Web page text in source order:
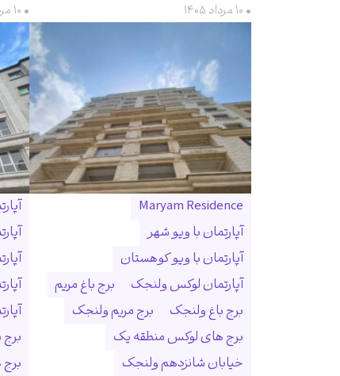
• ۱۰ مرداد ۱۴۰۵ • ۱۰ مرداد ۱۴۰۵
Maryam Residence
آپارتمان با ویو شهر
آپارتمان با ویو کوهستان
آپارتمان لوکس ولنجک
برج باغ مریم
برج باغ ولنجک
برج مریم ولنجک
برج های لوکس منطقه یک
خیابان شانزدهم ولنجک
آپارتمان
برج